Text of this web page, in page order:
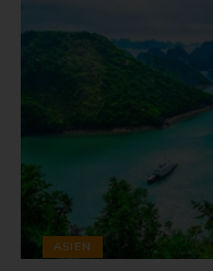
ASIEN